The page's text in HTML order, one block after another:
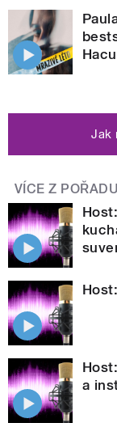
Jak
VÍCE Z POŘADU
a